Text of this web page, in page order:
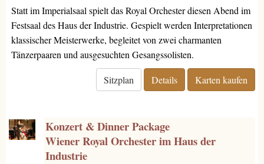
Statt im Imperialsaal spielt das Royal Orchester diesen Abend im
Festsaal des Haus der Industrie. Gespielt werden Interpretationen
klassischer Meisterwerke, begleitet von zwei charmanten
Tänzerpaaren und ausgesuchten Gesangssolisten.
Sitzplan Details Karten kaufen
Konzert & Dinner Package
Wiener Royal Orchester im Haus der
Industrie